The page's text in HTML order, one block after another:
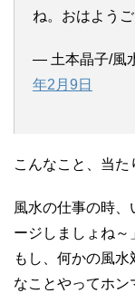
ね。おはようご
— 土本晶子/風
年2月9日
こんなこと、当た
風水の仕事の時
ージしましょね
もし、何かの風
なことやってホン